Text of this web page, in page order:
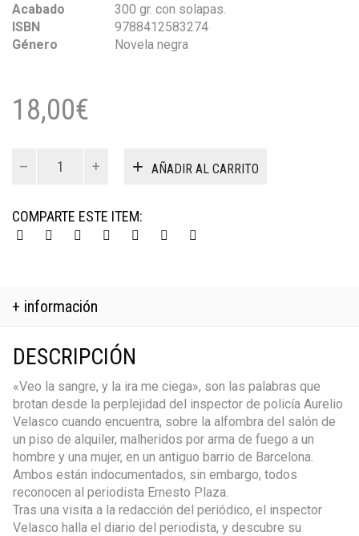
Acabado
300 gr. con solapas.
ISBN
9788412583274
Género
Novela negra
18,00€
sombras
cantidad
AÑADIR AL CARRITO
COMPARTE ESTE ITEM:
+ información
DESCRIPCIÓN
«Veo la sangre, y la ira me ciega», son las palabras que
brotan desde la perplejidad del inspector de policía Aurelio
Velasco cuando encuentra, sobre la alfombra del salón de
un piso de alquiler, malheridos por arma de fuego a un
hombre y una mujer, en un antiguo barrio de Barcelona.
Ambos están indocumentados, sin embargo, todos
reconocen al periodista Ernesto Plaza.
Tras una visita a la redacción del periódico, el inspector
Velasco halla el diario del periodista, y descubre su